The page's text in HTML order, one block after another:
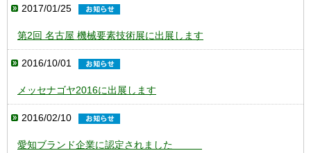
2017/01/25
第2回 名古屋 機械要素技術展に出展します
2016/10/01
メッセナゴヤ2016に出展します
2016/02/10
愛知ブランド企業に認定されました